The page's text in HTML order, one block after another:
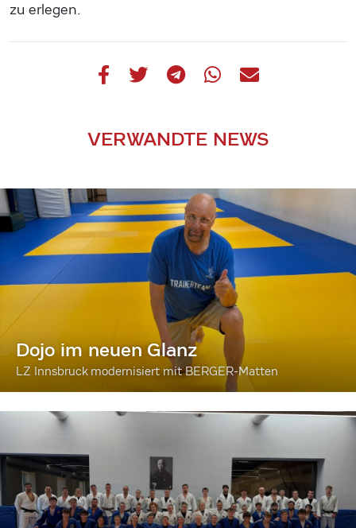
zu erlegen.
VERWANDTE NEWS
Dojo im neuen Glanz
LZ Innsbruck modernisiert mit BERGER-Matten